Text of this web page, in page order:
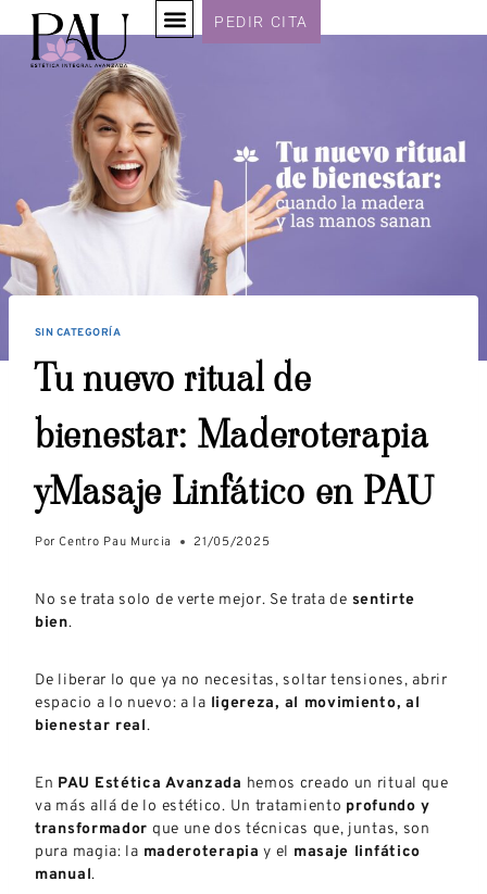
PEDIR CITA
SIN CATEGORÍA
Tu nuevo ritual de
bienestar: Maderoterapia
yMasaje Linfático en PAU
Por Centro Pau Murcia 21/05/2025
No se trata solo de verte mejor. Se trata de sentirte
bien.
De liberar lo que ya no necesitas, soltar tensiones, abrir
espacio a lo nuevo: a la ligereza, al movimiento, al
bienestar real.
En PAU Estética Avanzada hemos creado un ritual que
va más allá de lo estético. Un tratamiento profundo y
transformador que une dos técnicas que, juntas, son
pura magia: la maderoterapia y el masaje linfático
manual.